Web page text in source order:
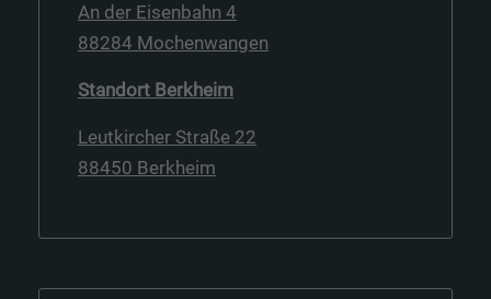
An der Eisenbahn 4
88284 Mochenwangen
Standort Berkheim
Leutkircher Straße 22
88450 Berkheim